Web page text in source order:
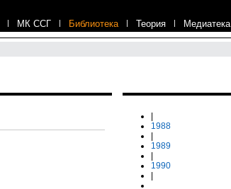
| МК ССГ | Библиотека | Теория | Медиатека
1988
1989
1990